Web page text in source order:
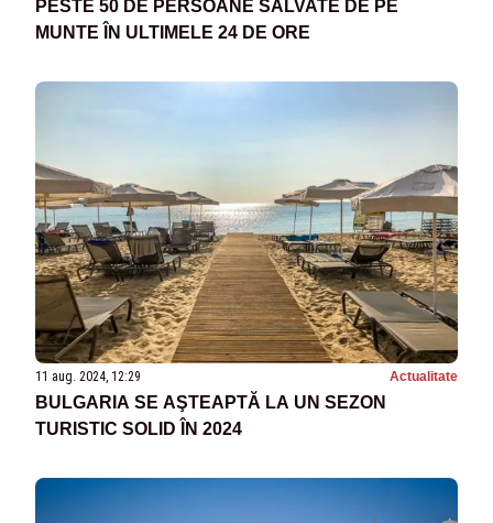
PESTE 50 DE PERSOANE SALVATE DE PE
MUNTE ÎN ULTIMELE 24 DE ORE
11 aug. 2024, 12:29 Actualitate
BULGARIA SE AŞTEAPTĂ LA UN SEZON
TURISTIC SOLID ÎN 2024